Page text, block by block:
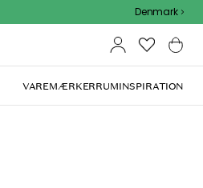
Denmark
VAREMÆRKERRUMINSPIRATION